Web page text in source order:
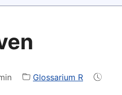
Glossarium R